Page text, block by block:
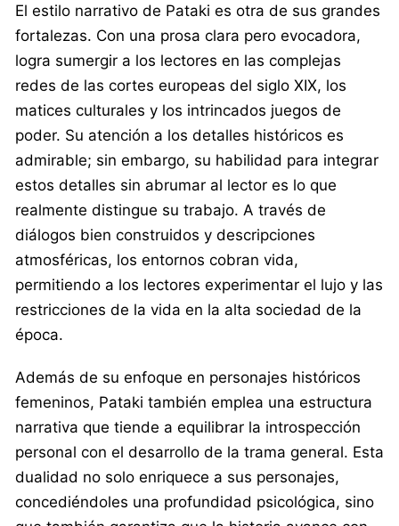
El estilo narrativo de Pataki es otra de sus grandes
fortalezas. Con una prosa clara pero evocadora,
logra sumergir a los lectores en las complejas
redes de las cortes europeas del siglo XIX, los
matices culturales y los intrincados juegos de
poder. Su atención a los detalles históricos es
admirable; sin embargo, su habilidad para integrar
estos detalles sin abrumar al lector es lo que
realmente distingue su trabajo. A través de
diálogos bien construidos y descripciones
atmosféricas, los entornos cobran vida,
permitiendo a los lectores experimentar el lujo y las
restricciones de la vida en la alta sociedad de la
época.
Además de su enfoque en personajes históricos
femeninos, Pataki también emplea una estructura
narrativa que tiende a equilibrar la introspección
personal con el desarrollo de la trama general. Esta
dualidad no solo enriquece a sus personajes,
concediéndoles una profundidad psicológica, sino